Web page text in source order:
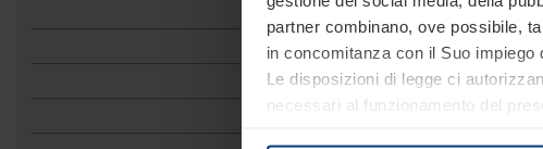
partner combinano, ove possibile,
in concomitanza con il Suo impiego
Le disposizioni di legge ci
necessari al funzionamento del